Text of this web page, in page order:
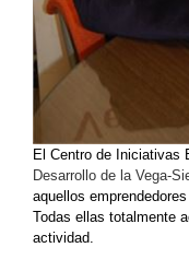
El Centro de Iniciativas
Desarrollo de la Vega-
aquellos
Todas ellas totalmente
actividad.